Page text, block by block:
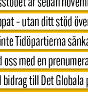
partiet
för ekonomin och
är en del av